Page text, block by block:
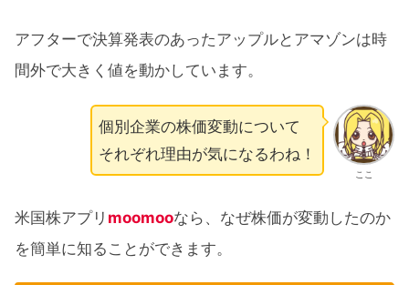
アフターで決算発表のあったアップルとアマゾンは時
間外で大きく値を動かしています。
ここ
個別企業の株価変動について
それぞれ理由が気になるわね！
米国株アプリ moomooなら、なぜ株価が変動したのか
を簡単に知ることができます。